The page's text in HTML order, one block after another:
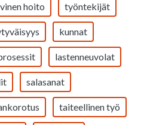
hoito työntekijät
kunnat
lastenneuvolat
salasanat
taiteellinen työ